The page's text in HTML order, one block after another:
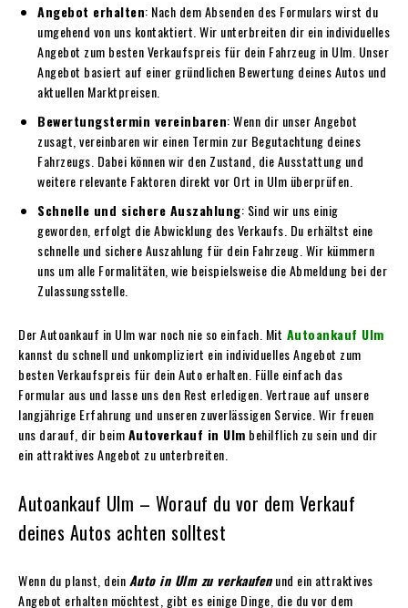
Angebot erhalten: Nach dem Absenden des Formulars wirst du
umgehend von uns kontaktiert. Wir unterbreiten dir ein individuelles
Angebot zum besten Verkaufspreis für dein Fahrzeug in Ulm. Unser
Angebot basiert auf einer gründlichen Bewertung deines Autos und
aktuellen Marktpreisen.
Bewertungstermin vereinbaren: Wenn dir unser Angebot
zusagt, vereinbaren wir einen Termin zur Begutachtung deines
Fahrzeugs. Dabei können wir den Zustand, die Ausstattung und
weitere relevante Faktoren direkt vor Ort in Ulm überprüfen.
Schnelle und sichere Auszahlung: Sind wir uns einig
geworden, erfolgt die Abwicklung des Verkaufs. Du erhältst eine
schnelle und sichere Auszahlung für dein Fahrzeug. Wir kümmern
uns um alle Formalitäten, wie beispielsweise die Abmeldung bei der
Zulassungsstelle.
Der Autoankauf in Ulm war noch nie so einfach. Mit Autoankauf Ulm
kannst du schnell und unkompliziert ein individuelles Angebot zum
besten Verkaufspreis für dein Auto erhalten. Fülle einfach das
Formular aus und lasse uns den Rest erledigen. Vertraue auf unsere
langjährige Erfahrung und unseren zuverlässigen Service. Wir freuen
uns darauf, dir beimAutoverkauf in Ulm behilflich zu sein und dir
ein attraktives Angebot zu unterbreiten.
Autoankauf Ulm – Worauf du vor dem Verkauf
deines Autos achten solltest
Wenn du planst, dein Auto in Ulm zu verkaufenund ein attraktives
Angebot erhalten möchtest, gibt es einige Dinge, die du vor dem